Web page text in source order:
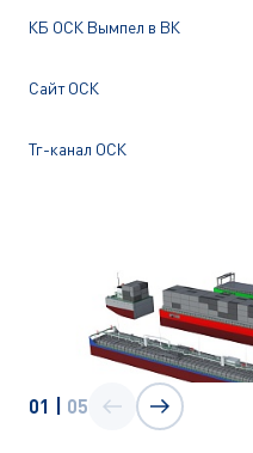
КБ ОСК Вымпел в ВК
Сайт ОСК
Тг-канал ОСК
01 05